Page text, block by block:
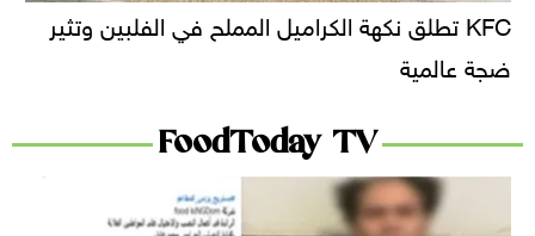
KFC تطلق نكهة الكراميل المملح في الفلبين وتثير
ضجة عالمية
FoodToday TV